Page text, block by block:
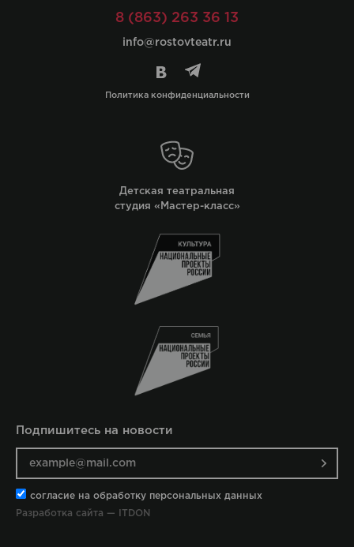
8 (863) 263 36 13
info@rostovteatr.ru
Политика конфиденциальности
Детская театральная
студия «Мастер-класс»
Подпишитесь на новости
согласие на обработку персональных данных
Разработка сайта — ITDON